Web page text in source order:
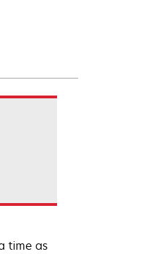
time as